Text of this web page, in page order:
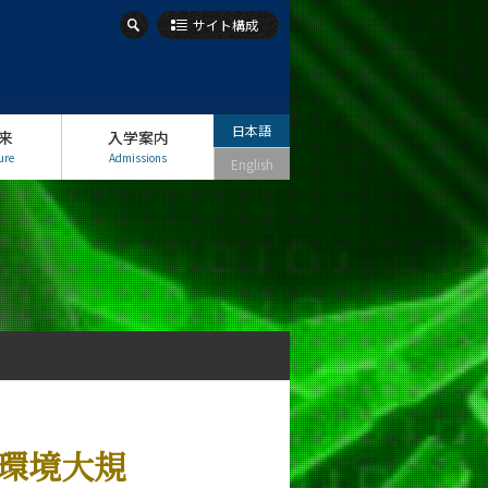
サイト構成
入学案内
Admissions
日本語
English
境大規